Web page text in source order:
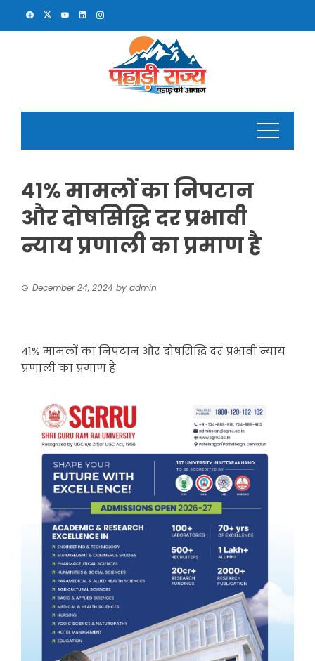
41% मामलों का निपटान
और दोषसिद्धि दर प्रभावी
न्याय प्रणाली का प्रमाण है
December 24, 2024 by admin
41% मामलों का निपटान और दोषसिद्धि दर प्रभावी न्याय
प्रणाली का प्रमाण है